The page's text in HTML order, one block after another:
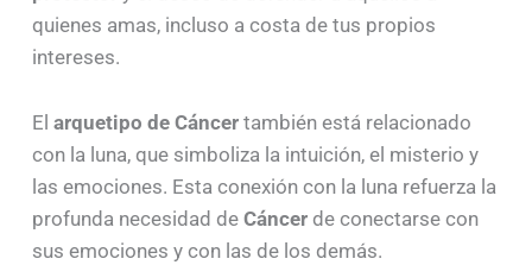
quienes amas, incluso a costa de tus propios
intereses.
El arquetipo de Cáncertambién está relacionado
con la luna, que simboliza la intuición, el misterio y
las emociones. Esta conexión con la luna refuerza la
profunda necesidad de Cáncerde conectarse con
sus emociones y con las de los demás.